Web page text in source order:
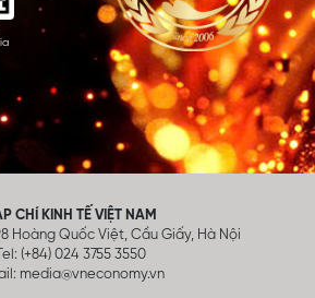
CHÍ KINH TẾ VIỆT NAM
Hoàng Quốc Việt, Cầu Giấy, Hà Nội
Tel: (+84) 024 3755 3550
media@vneconomy.vn